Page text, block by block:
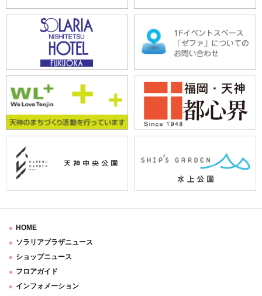
HOME
ソラリアプラザニュース
ショップニュース
フロアガイド
インフォメーション